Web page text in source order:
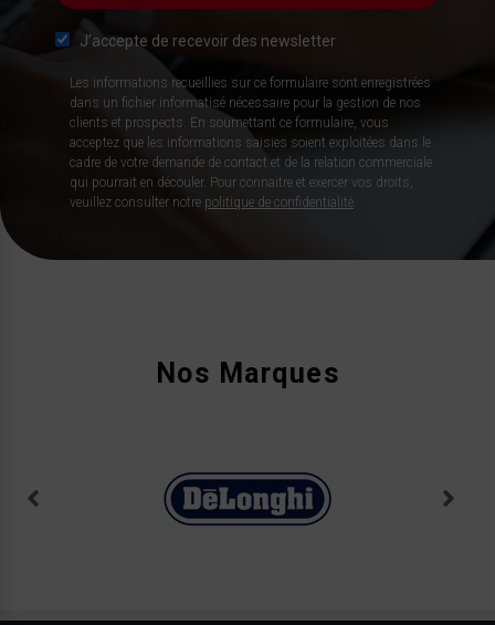
J’accepte de recevoir des newsletter
Les informations recueillies sur ce formulaire sont enregistrées
dans un fichier informatisé nécessaire pour la gestion de nos
clients et prospects. En soumettant ce formulaire, vous
acceptez que les informations saisies soient exploitées dans le
cadre de votre demande de contact et de la relation commerciale
qui pourrait en découler. Pour connaitre et exercer vos droits,
veuillez consulter notre politique de confidentialité
Nos Marques